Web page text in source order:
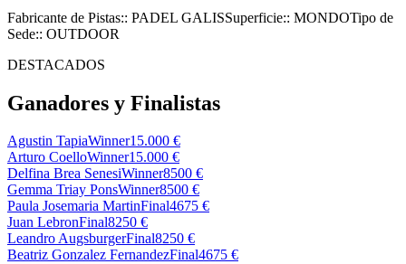
Fabricante de Pistas:: PADEL GALISSuperficie:: MONDOTipo de
Sede:: OUTDOOR
DESTACADOS
Ganadores y Finalistas
Agustin TapiaWinner15.000 €
Arturo CoelloWinner15.000 €
Delfina Brea SenesiWinner8500 €
Gemma Triay PonsWinner8500 €
Paula Josemaria MartinFinal4675 €
Juan LebronFinal8250 €
Leandro AugsburgerFinal8250 €
Beatriz Gonzalez FernandezFinal4675 €